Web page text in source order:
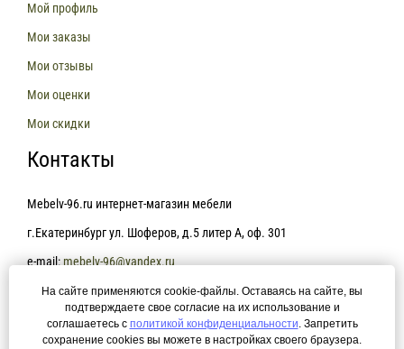
Мой профиль
Мои заказы
Мои отзывы
Мои оценки
Мои скидки
Контакты
Mebelv-96.ru интернет-магазин мебели
г.Екатеринбург ул. Шоферов, д.5 литер А, оф. 301
e-mail:mebelv-96@yandex.ru
+7(343)361-81-78
На сайте применяются cookie-файлы. Оставаясь на сайте, вы
подтверждаете свое согласие на их использование и
соглашаетесь с политикой конфиденциальности. Запретить
сохранение cookies вы можете в настройках своего браузера.